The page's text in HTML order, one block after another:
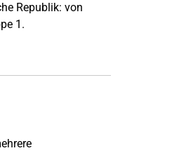
Republik: von
1.